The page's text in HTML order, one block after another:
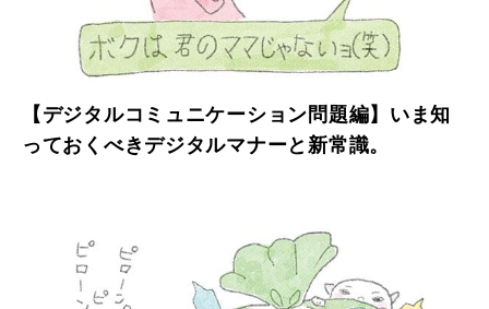
【デジタルコミュニケーション問題編】いま知
っておくべきデジタルマナーと新常識。